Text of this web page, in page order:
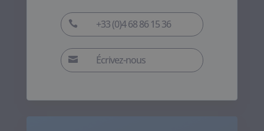
 +33 (0)4 68 86 15 36
 Écrivez-nous